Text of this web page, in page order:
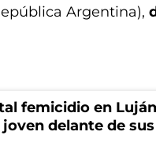
Argentina),
femicidio en
joven delante de